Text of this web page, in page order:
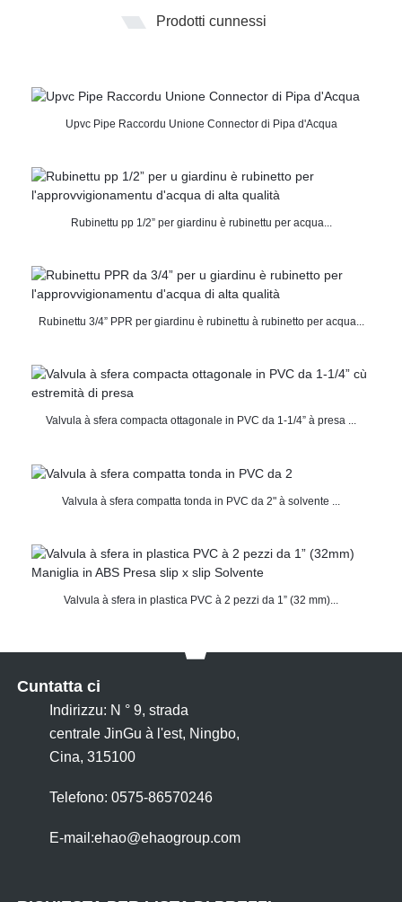
Prodotti cunnessi
Upvc Pipe Raccordu Unione Connector di Pipa d'Acqua
Rubinettu pp 1/2” per giardinu è rubinettu per acqua...
Rubinettu 3/4” PPR per giardinu è rubinettu à rubinetto per acqua...
Valvula à sfera compacta ottagonale in PVC da 1-1/4” à presa ...
Valvula à sfera compatta tonda in PVC da 2" à solvente ...
Valvula à sfera in plastica PVC à 2 pezzi da 1” (32 mm)...
Cuntatta ci
Indirizzu: N ° 9, strada
centrale JinGu à l'est, Ningbo,
Cina, 315100
Telefono: 0575-86570246
E-mail:ehao@ehaogroup.com